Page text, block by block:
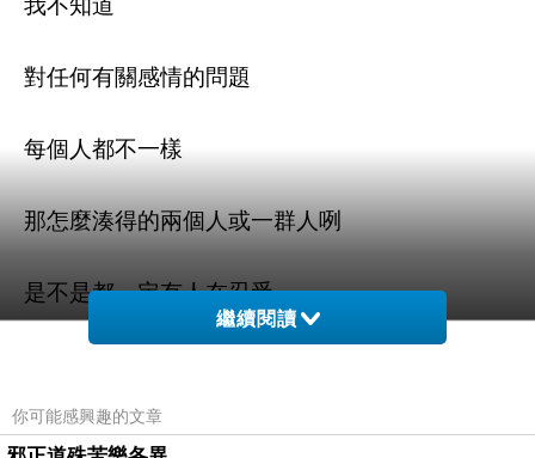
我不知道
對任何有關感情的問題
每個人都不一樣
那怎麼湊得的兩個人或一群人咧
是不是都一定有人在忍受
我想我自己也不知道自己想要什麼
繼續閱讀
你可能感興趣的文章